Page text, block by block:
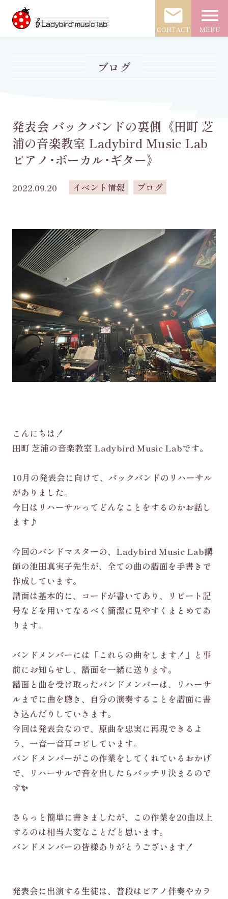
mail
CONTACT
menu
MENU
ブログ
発表会 バックバンドの裏側《田町 芝
浦の音楽教室 Ladybird Music Lab
ピアノ･ボーカル･ギター》
2022.09.20 イベント情報 ブログ
こんにちは！
田町 芝浦の音楽教室 Ladybird Music Labです。
10月の発表会に向けて、バックバンドのリハーサル
がありました。
今日はリハーサルってどんなことをするのかお話し
ます♪
今回のバンドマスターの、Ladybird Music Lab講
師の池田真実子先生が、全ての曲の譜面を手書きで
作成しています。
譜面は基本的に、コードが書いてあり、リピート記
号などを用いてなるべく簡潔に見やすくまとめてあ
ります。
バンドメンバーには「これらの曲をします！」と事
前にお知らせし、譜面を一緒に送ります。
譜面と曲を受け取ったバンドメンバーは、リハーサ
ルまでに曲を聴き、自分の演奏することを譜面に書
き込んだりしていきます。
今回は発表会なので、原曲を忠実に再現できるよ
う、一音一音耳コピしています。
バンドメンバーがこの作業をしてくれているおかげ
で、リハーサルで音を出したらバッチリ決まるので
す✨
さらっと簡単に書きましたが、この作業を20曲以上
するのは相当大変なことだと思います。
バンドメンバーの皆様ありがとうございます！
発表会に出演する生徒は、普段はピアノ伴奏やカラ